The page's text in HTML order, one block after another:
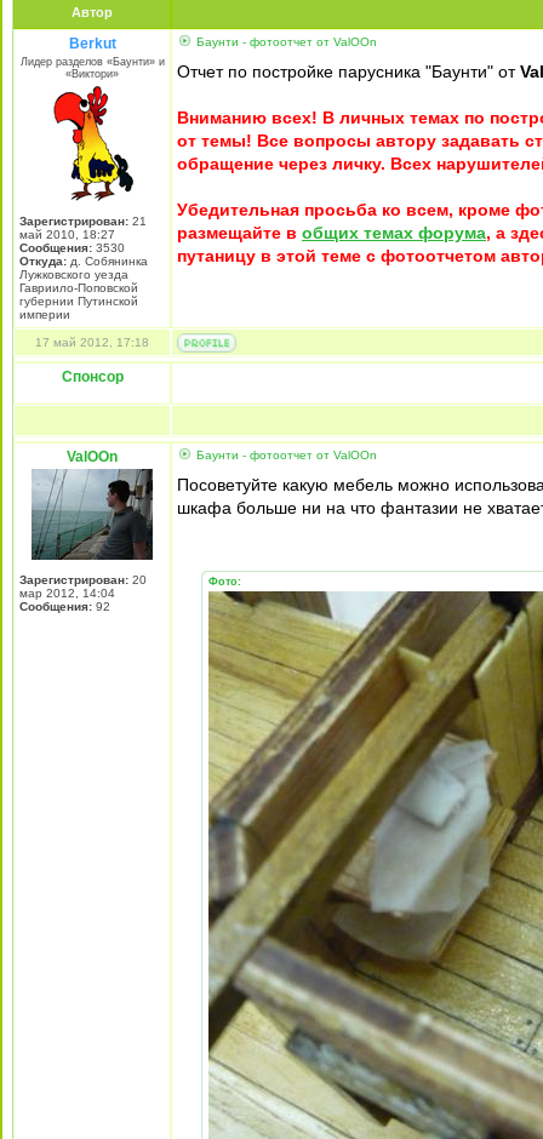
Автор
Berkut
Лидер разделов «Баунти» и
«Виктори»
Зарегистрирован: 21
май 2010, 18:27
Сообщения: 3530
Откуда: д. Собянинка
Лужковского уезда
Гавриило-Поповской
губернии Путинской
империи
Баунти - фотоотчет от ValOOn
Отчет по постройке парусника "Баунти" от
Вниманию всех! В личных темах по
от темы! Все вопросы автору задавать
обращение через личку. Всех
Убедительная просьба ко всем, кроме
размещайте в общих темах форума, а
путаницу в этой теме с фотоотчетом
17 май 2012, 17:18
Спонсор
ValOOn
Зарегистрирован: 20
мар 2012, 14:04
Сообщения: 92
Баунти - фотоотчет от ValOOn
Посоветуйте какую мебель можно
шкафа больше ни на что фантазии не
Фото: